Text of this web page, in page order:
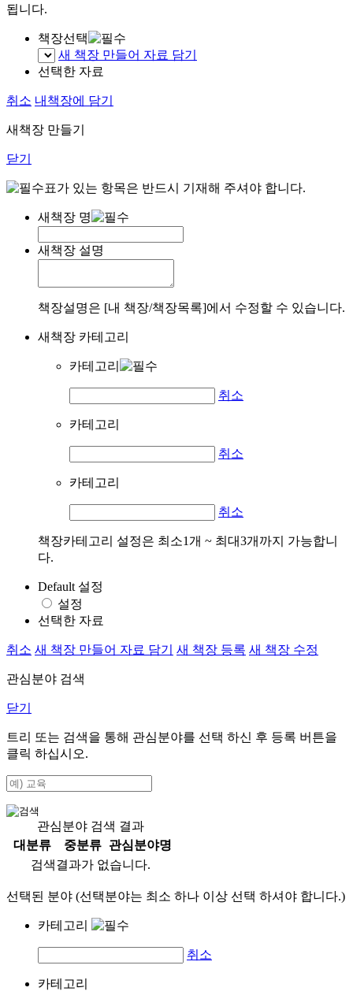
됩니다.
책장선택
새 책장 만들어 자료 담기
선택한 자료
취소 내책장에 담기
새책장 만들기
닫기
표가 있는 항목은 반드시 기재해 주셔야 합니다.
새책장 명
새책장 설명
책장설명은 [내 책장/책장목록]에서 수정할 수 있습니다.
새책장 카테고리
카테고리
취소
카테고리
취소
카테고리
취소
책장카테고리 설정은 최소1개 ~ 최대3개까지 가능합니
다.
Default 설정
설정
선택한 자료
취소 새 책장 만들어 자료 담기 새 책장 등록 새 책장 수정
관심분야 검색
닫기
트리 또는 검색을 통해 관심분야를 선택 하신 후 등록 버튼을
클릭 하십시오.
관심분야 검색 결과
대분류
중분류
관심분야명
검색결과가 없습니다.
선택된 분야 (선택분야는 최소 하나 이상 선택 하셔야 합니다.)
카테고리
취소
카테고리